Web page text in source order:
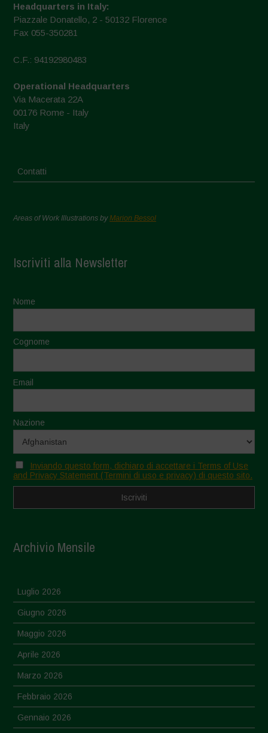
Headquarters in Italy:
Piazzale Donatello, 2 - 50132 Florence
Fax 055-350281
C.F.: 94192980483
Operational Headquarters
Via Macerata 22A
00176 Rome - Italy
Italy
Contatti
Areas of Work Illustrations byMarion Bessol
Iscriviti alla Newsletter
Nome
Cognome
Email
Nazione
Inviando questo form, dichiaro di accettare i Terms of Use
and Privacy Statement (Termini di uso e privacy) di questo sito.
Archivio Mensile
Luglio 2026
Giugno 2026
Maggio 2026
Aprile 2026
Marzo 2026
Febbraio 2026
Gennaio 2026